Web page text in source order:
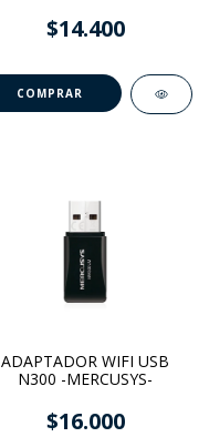
$14.400
ADAPTADOR WIFI USB
N300 -MERCUSYS-
$16.000